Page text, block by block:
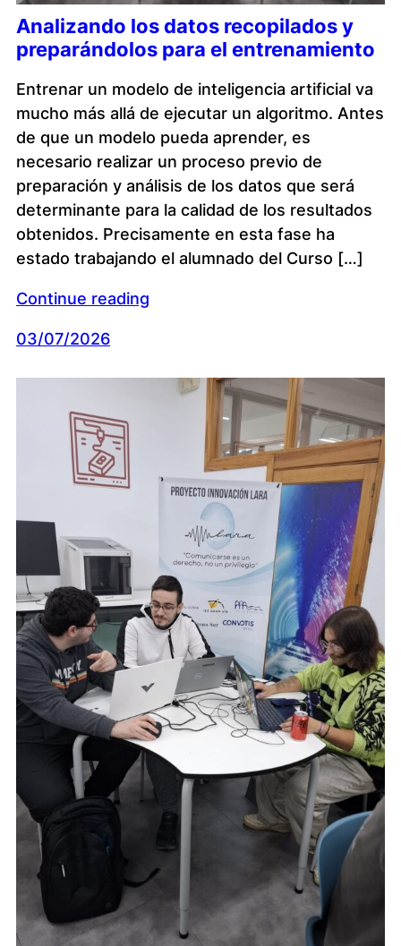
Analizando los datos recopilados y
preparándolos para el entrenamiento
Entrenar un modelo de inteligencia artificial va
mucho más allá de ejecutar un algoritmo. Antes
de que un modelo pueda aprender, es
necesario realizar un proceso previo de
preparación y análisis de los datos que será
determinante para la calidad de los resultados
obtenidos. Precisamente en esta fase ha
estado trabajando el alumnado del Curso […]
Continue reading
03/07/2026